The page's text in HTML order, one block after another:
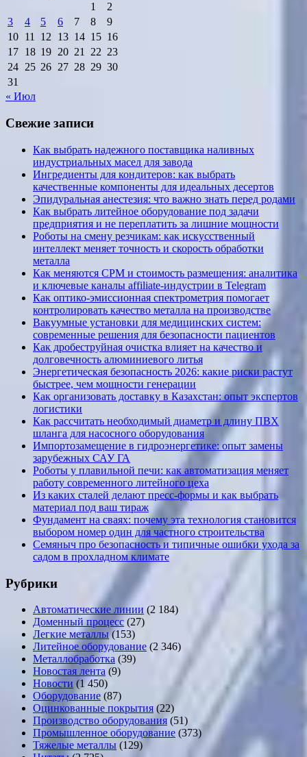
1
2
3
4 5 6 7 8
9
10 11 12 13 14 15 16
17 18 19 20 21 22 23
24 25 26 27 28 29 30
31
« Июл
Свежие записи
Как выбрать надежного поставщика наливных
индустриальных масел для завода
Ингредиенты для кондитеров: как выбрать
качественные компоненты для идеальных десертов
Эпидуральная анестезия: что важно знать перед родами
Как выбрать литейное оборудование под задачи
предприятия и не переплатить за лишние мощности
Роботы на смену резчикам: как искусственный
интеллект меняет точность и скорость обработки
металла
Как меняются CPM и стоимость размещения: аналитика
и ключевые каналы affiliate-индустрии в Telegram
Как оптико-эмиссионная спектрометрия помогает
контролировать качество металла на производстве
Вакуумные установки для медицинских систем:
современные решения для безопасности пациентов
Как дробеструйная очистка влияет на качество и
долговечность алюминиевого литья
Энергетическая безопасность 2026: какие риски растут
быстрее, чем мощности генерации
Как организовать доставку в Казахстан: опыт экспертов
логистики
Как рассчитать необходимый диаметр и длину ПВХ
шланга для насосного оборудования
Импортозамещение в гидроэнергетике: опыт замены
зарубежных САУ ГА
Роботы у плавильной печи: как автоматизация меняет
работу современного литейного цеха
Из каких сталей делают пресс-формы и как выбрать
материал под ваш тираж
Фундамент на сваях: почему эта технология становится
выбором номер один для частного строительства
Семяныч про безопасность и типичные ошибки ухода за
садом в прохладном климате
Рубрики
Автоматические линии (2 184)
Доменный процесс (27)
Легкие металлы(153)
Литейное оборудование (2 346)
Металлобработка (39)
Новостая лента (9)
Новости (1 450)
Оборудование (87)
Оцинкованные покрытия (22)
Производство оборудования (51)
Промышленное оборудование (373)
Тяжелые металлы (129)